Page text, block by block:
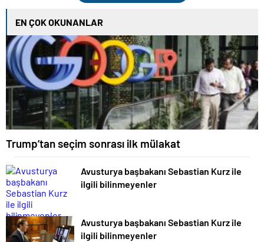
EN ÇOK OKUNANLAR
Trump’tan seçim sonrası ilk mülakat
Avusturya başbakanı Sebastian Kurz ile
ilgili bilinmeyenler
Avusturya başbakanı Sebastian Kurz ile
ilgili bilinmeyenler